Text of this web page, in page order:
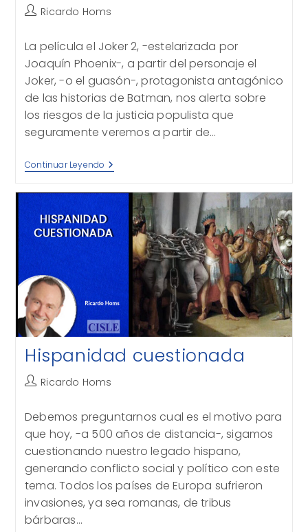
Autor
la
entrada:
Ricardo Homs
La película el Joker 2, -estelarizada por
Joaquín Phoenix-, a partir del personaje el
Joker, -o el guasón-, protagonista antagónico
de las historias de Batman, nos alerta sobre
los riesgos de la justicia populista que
seguramente veremos a partir de…
Continuar Leyendo El
Joker…
La
Banalización
De
La
Justicia
Hispanidad cuestionada
Autor
entrada:
Ricardo Homs
Debemos preguntarnos cual es el motivo para
que hoy, -a 500 años de distancia-, sigamos
cuestionando nuestro legado hispano,
generando conflicto social y político con este
tema. Todos los países de Europa sufrieron
invasiones, ya sea romanas, de tribus
bárbaras…